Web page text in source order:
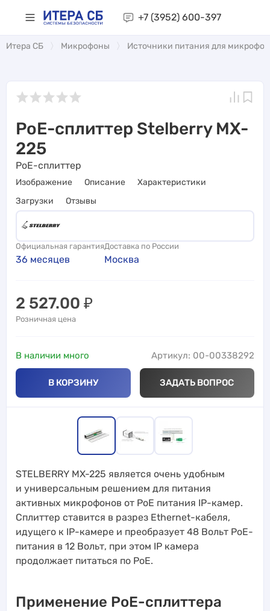
+7 (3952) 600-397
Итера СБ Микрофоны Источники питания для
PoE-сплиттер Stelberry MX-
225
PoE-сплиттер
Изображение Описание
Характеристики
Загрузки
Отзывы
Официальная гарантия
36 месяцев
Доставка по России
Москва
2 527.00 ₽
Розничная цена
В наличии много Артикул: 00-00338292
В КОРЗИНУ ЗАДАТЬ ВОПРОС
STELBERRY MX-225 является очень удобным
и универсальным решением для питания
активных микрофонов от PoE питания IP-камер.
Сплиттер ставится в разрез Ethernet-кабеля,
идущего к IP-камере и преобразует 48 Вольт PoE-
питания в 12 Вольт, при этом IP камера
продолжает питаться по PoE.
Применение PoE-сплиттера